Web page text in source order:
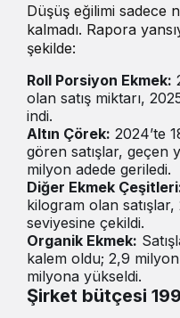
Düşüş eğilimi sadece
kalmadı. Rapora
şekilde:
Roll Porsiyon Ekmek:
olan satış miktarı,
indi.
Altın Çörek: 2024’te
gören satışlar, geçen
milyon adede geriledi.
Diğer Ekmek
kilogram olan
seviyesine çekildi.
Organik Ekmek:
kalem oldu; 2,9
milyona yükseldi.
Şirket bütçesi